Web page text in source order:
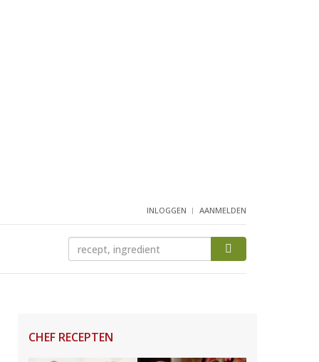
INLOGGEN AANMELDEN
CHEF RECEPTEN